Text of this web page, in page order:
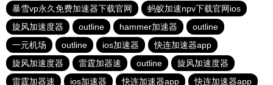
暴雪vp永久免费加速器下载官网
蚂蚁加速npv下载官网ios
旋风加速度器
outline hammer加速器
outline
一元机场
outline ios加速器
快连加速器app
旋风加速度器
雷霆加器速 outline
旋风加速度器
雷霆加器速
ios加速器 快连加速器app 快连加速器app